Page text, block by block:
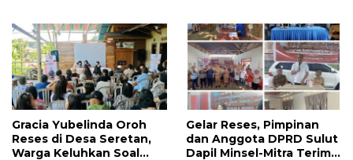
Warga
Gracia Yubelinda Oroh
Reses di Desa Seretan,
Warga Keluhkan Soal
Gelar Reses, Pimpinan
dan Anggota DPRD Sulut
Dapil Minsel-Mitra Terima